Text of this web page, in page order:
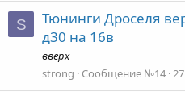
S
Тюнинги Дроселя
д30 на 16в
вверх
strong
Сообщение №14